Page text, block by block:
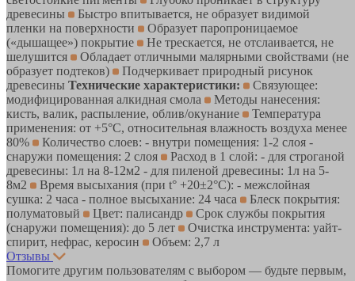
древесины
Быстро впитывается, не образует видимой
пленки на поверхности
Образует паропроницаемое
(«дышащее») покрытие
Не трескается, не отслаивается, не
шелушится
Обладает отличными малярными свойствами (не
образует подтеков)
Подчеркивает природный рисунок
древесины Технические характеристики:
Связующее:
модифицированная алкидная смола
Методы нанесения:
кисть, валик, распыление, облив/окунание
Температура
применения: от +5°С, относительная влажность воздуха менее
80%
Количество слоев: - внутри помещения: 1-2 слоя -
снаружи помещения: 2 слоя
Расход в 1 слой: - для строганой
древесины: 1л на 8-12м2 - для пиленой древесины: 1л на 5-
8м2
Время высыхания (при t° +20±2°C): - межслойная
сушка: 2 часа - полное высыхание: 24 часа
Блеск покрытия:
полуматовый
Цвет: палисандр
Срок службы покрытия
(снаружи помещения): до 5 лет
Очистка инструмента: уайт-
спирит, нефрас, керосин
Объем: 2,7 л
Отзывы
Помогите другим пользователям с выбором — будьте первым,